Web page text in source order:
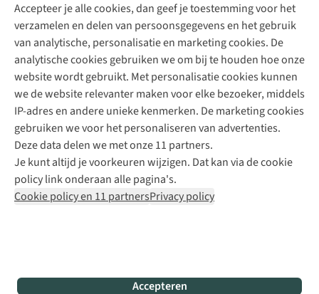
Accepteer je alle cookies, dan geef je toestemming voor het
verzamelen en delen van persoonsgegevens en het gebruik
van analytische, personalisatie en marketing cookies. De
analytische cookies gebruiken we om bij te houden hoe onze
website wordt gebruikt. Met personalisatie cookies kunnen
we de website relevanter maken voor elke bezoeker, middels
IP-adres en andere unieke kenmerken. De marketing cookies
gebruiken we voor het personaliseren van advertenties.
Deze data delen we met onze 11 partners.
Je kunt altijd je voorkeuren wijzigen. Dat kan via de cookie
policy link onderaan alle pagina's.
Cookie policy en 11 partnersPrivacy policy
Accepteren
+31 (0)85 888 50 88
+31 6 12 28 49 80
Contactformulier
Bever